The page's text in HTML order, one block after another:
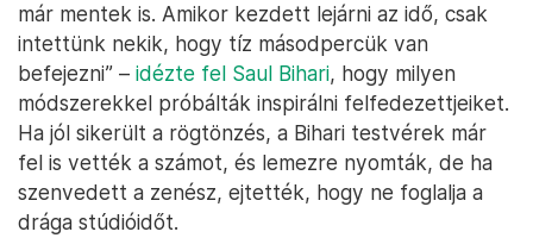
már mentek is. Amikor kezdett lejárni az idő, csak
intettünk nekik, hogy tíz másodpercük van
befejezni” – idézte fel Saul Bihari, hogy milyen
módszerekkel próbálták inspirálni felfedezettjeiket.
Ha jól sikerült a rögtönzés, a Bihari testvérek már
fel is vették a számot, és lemezre nyomták, de ha
szenvedett a zenész, ejtették, hogy ne foglalja a
drága stúdióidőt.